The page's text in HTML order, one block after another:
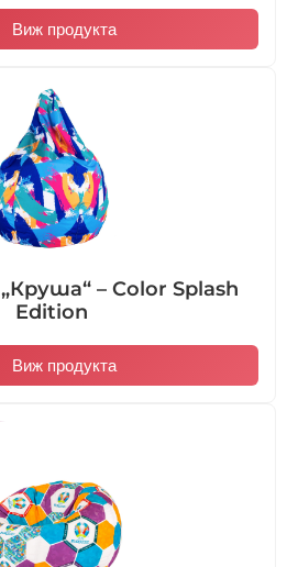
Виж продукта
– Color Splash
Edition
Виж продукта